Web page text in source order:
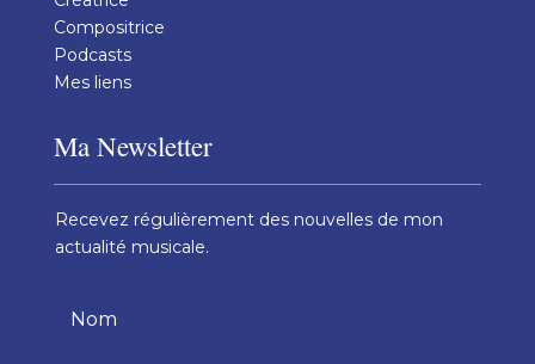
Compositrice
Podcasts
Mes liens
Ma Newsletter
Recevez régulièrement des nouvelles de mon
actualité musicale.